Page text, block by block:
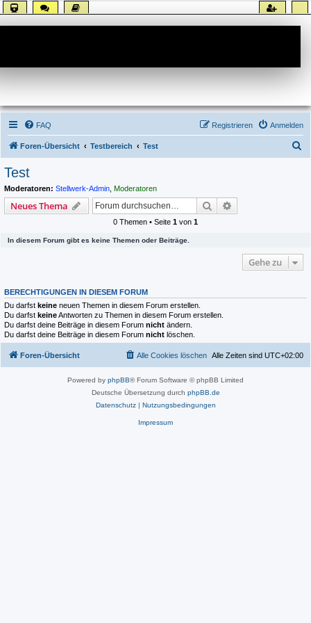
FAQ Anmelden
Registrieren
Foren-Übersicht Testbereich Test
Test
Moderatoren: Stellwerk-Admin Moderatoren
Neues Thema Suche
0 Themen • Seite 1 von 1
In diesem Forum gibt es keine Themen oder Beiträge.
Gehe zu
BERECHTIGUNGEN IN DIESEM FORUM
Du darfst keine neuen Themen in diesem Forum erstellen.
Du darfst keineAntworten zu Themen in diesem Forum erstellen.
Du darfst deine Beiträge in diesem Forum nicht ändern.
Du darfst deine Beiträge in diesem Forum nicht löschen.
Foren-Übersicht Alle Zeiten sind UTC+02:00
Alle Cookies löschen
Powered by phpBB® Forum Software © phpBB Limited
Deutsche Übersetzung durch phpBB.de
Datenschutz| Nutzungsbedingungen
Impressum